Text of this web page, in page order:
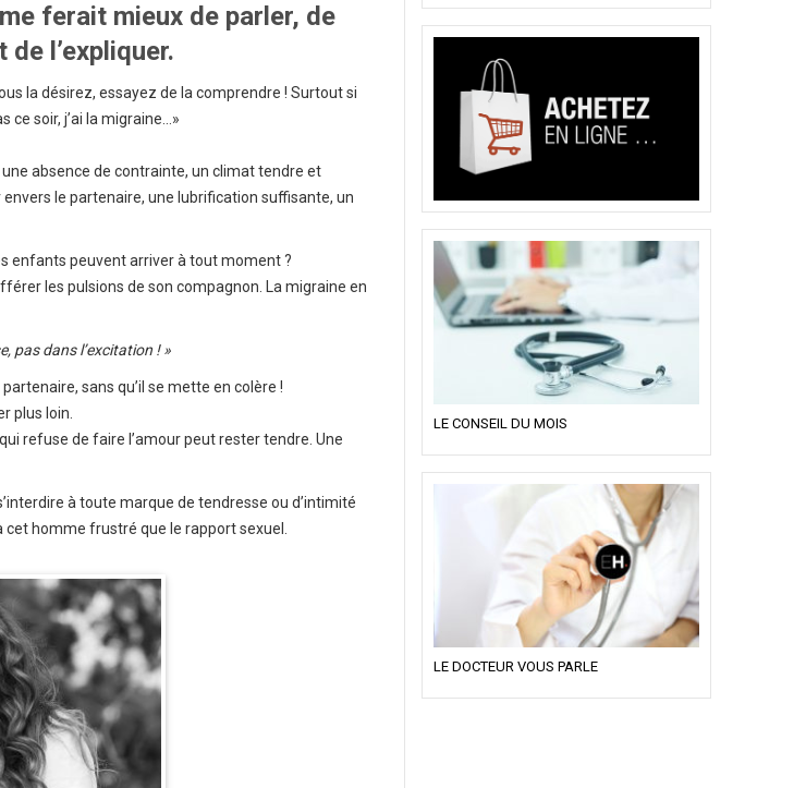
ferait mieux de parler, de
de l’expliquer.
la désirez, essayez de la comprendre ! Surtout si
ce soir, j’ai la migraine…»
une absence de contrainte, un climat tendre et
le partenaire, une lubrification suffisante, un
enfants peuvent arriver à tout moment ?
les pulsions de son compagnon. La migraine en
pas dans l’excitation ! »
sans qu’il se mette en colère !
plus loin.
refuse de faire l’amour peut rester tendre. Une
à toute marque de tendresse ou d’intimité
cet homme frustré que le rapport sexuel.
LE CONSEIL DU MOIS
LE DOCTEUR VOUS PARLE